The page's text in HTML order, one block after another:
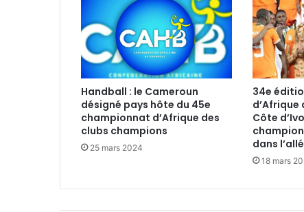
Handball : le Cameroun
désigné pays hôte du 45e
championnat d’Afrique des
clubs champions
25 mars 2024
34e
d’Afrique
Côte
dans
18 mars